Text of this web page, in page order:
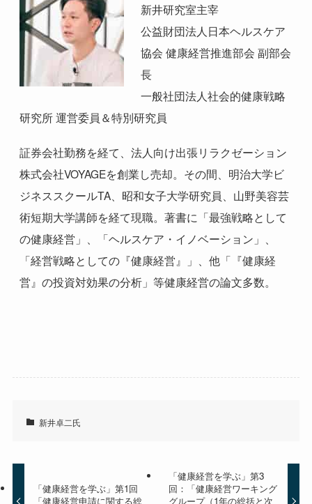
新井研究室主宰
公益財団法人日本ヘルスケア
協会 健康経営推進部会 副部会
長
一般社団法人社会的健康戦略
研究所 運営委員＆特別研究員
証券会社勤務を経て、法人向け出張リラクゼーション
株式会社VOYAGEを創業し売却。その間、明治大学ビ
ジネススクールTA、昭和女子大学研究員、山野美容芸
術短期大学講師を経て現職。著書に「最強戦略として
の健康経営」、「ヘルスケア・イノベーション」、
「経営戦略としての『健康経営』」、他「『健康経
営』の投資対効果の分析」等健康経営の論文多数。
新井卓二氏
「健康経営を学ぶ」第1回
「健康経営申請に関する総
「健康経営を学ぶ」第3
回：「健康経営ワーキング
グループ（1年の総括と次